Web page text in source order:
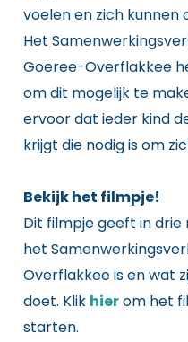
voelen en zich kunnen
Het
Goeree-Overflakkee
om dit mogelijk te
ervoor dat ieder kind
krijgt die nodig is om
Bekijk het filmpje!
Dit filmpje geeft in
het
Overflakkee is en wat
doet. Klik hierom het
starten.